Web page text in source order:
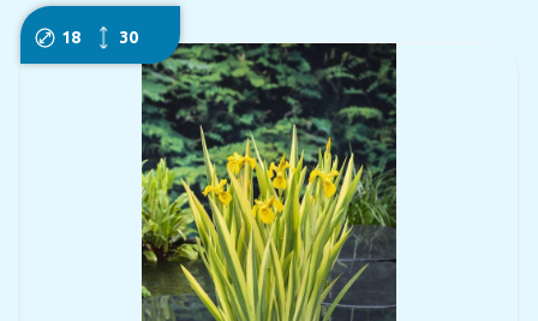
18 30